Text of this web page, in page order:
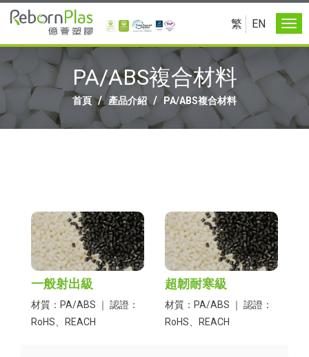
繁 EN
PA/ABS複合材料
首頁 / 產品介紹 / PA/ABS複合材料
一般射出級
材質：PA/ABS ｜ 認證：
RoHS、REACH
超韌耐寒級
材質：PA/ABS ｜ 認證：
RoHS、REACH